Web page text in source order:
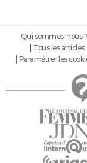
Qui sommes-nous ?
Tous les articles
Paramétrer les